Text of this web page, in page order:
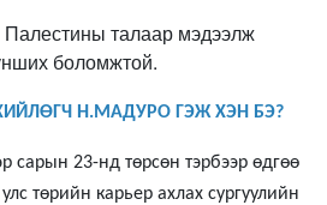
талаар мэдээлж
боломжтой.
Н.МАДУРО ГЭЖ ХЭН БЭ?
сарын 23-нд төрсөн тэрбээр өдгөө
төрийн карьер ахлах сургуулийн